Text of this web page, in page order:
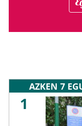
AZKEN 7
1